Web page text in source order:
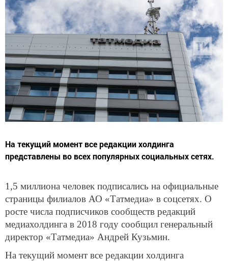
На текущий момент все редакции холдинга
представлены во всех популярных социальных сетях.
1,5 миллиона человек подписались на официальные
страницы филиалов АО «Татмедиа» в соцсетях. О
росте числа подписчиков сообществ редакций
медиахолдинга в 2018 году сообщил генеральный
директор «Татмедиа» Андрей Кузьмин.
На текущий момент все редакции холдинга